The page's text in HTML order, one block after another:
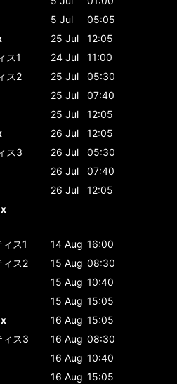
5 Jul
05:05
25 Jul
12:05
ス1 24 Jul
11:00
ス2 25 Jul
05:30
25 Jul
07:40
25 Jul
12:05
26 Jul
12:05
ス3 26 Jul
05:30
26 Jul
07:40
26 Jul
12:05
ス1 14 Aug 16:00
ィス2 15 Aug 08:30
15 Aug 10:40
15 Aug 15:05
16 Aug 15:05
ィス3 16 Aug 08:30
16 Aug 10:40
16 Aug 15:05